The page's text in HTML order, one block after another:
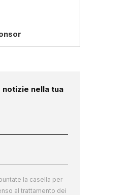
notizie nella tua
la casella per
al trattamento dei